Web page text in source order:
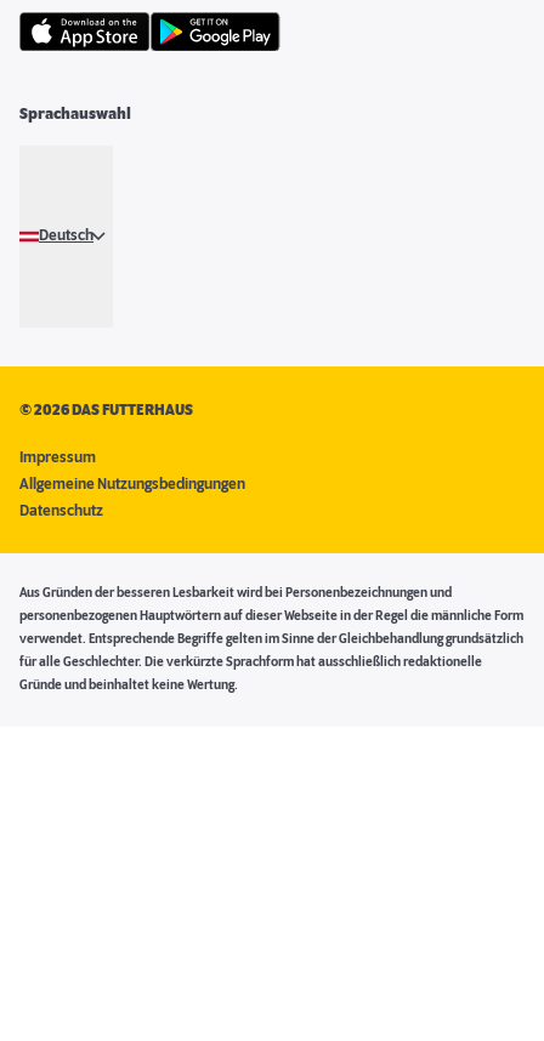
Sprachauswahl
Deutsch
©2026 DAS FUTTERHAUS
Impressum
Allgemeine Nutzungsbedingungen
Datenschutz
Aus Gründen der besseren Lesbarkeit wird bei Personenbezeichnungen und
personenbezogenen Hauptwörtern auf dieser Webseite in der Regel die männliche Form
verwendet. Entsprechende Begriffe gelten im Sinne der Gleichbehandlung grundsätzlich
für alle Geschlechter. Die verkürzte Sprachform hat ausschließlich redaktionelle
Gründe und beinhaltet keine Wertung.